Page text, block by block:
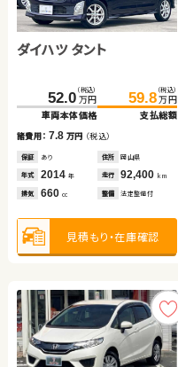
ダイハツ タント
52.0 （税込）
万円
車両本体価格
59.8 （税込）
万円
支払総額
諸費用：7.8 万円 （税込）
保証 あり 住所 岡山県
年式 2014 年 走行 92,400 km
排気 660 cc 整備 法定整備付
見積もり・在庫確認
ホンダ フリード ハイブリ
ッド
223.4万円
車両本体価格
諸費用：16.2万円 （税込）
保証 あり 住所 岩手県
排気 1,500cc 整備 法定整備付
トヨタ ヴェルファイア
419.7（税込）
万円
諸費用：7.5 万円（税込）
なし 岡山県
年式 2019年 走行
排気 2,500 整備 法定整備付
見積もり・在庫確認